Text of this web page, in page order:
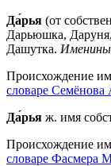
Да́рья (от
Дарьюшка,
Дашутка.
Происхождение
словаре Семёнова
Да́рья ж. имя
Происхождение
словаре Фасмера